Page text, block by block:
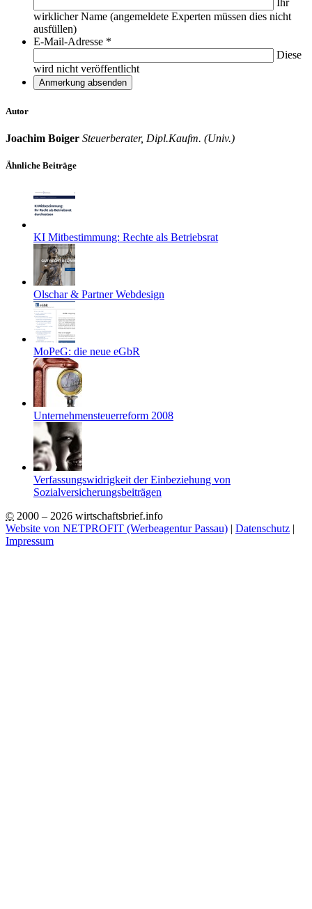
Ihr
wirklicher Name (angemeldete Experten müssen dies nicht
ausfüllen)
E-Mail-Adresse *
Diese
wird nicht veröffentlicht
Autor
Joachim Boiger Steuerberater, Dipl.Kaufm. (Univ.)
Ähnliche Beiträge
KI Mitbestimmung: Rechte als Betriebsrat
Olschar & Partner Webdesign
MoPeG: die neue eGbR
Unternehmensteuerreform 2008
Verfassungswidrigkeit der Einbeziehung von
Sozialversicherungsbeiträgen
© 2000 – 2026 wirtschaftsbrief.info
Website von NETPROFIT (Werbeagentur Passau) | Datenschutz |
Impressum